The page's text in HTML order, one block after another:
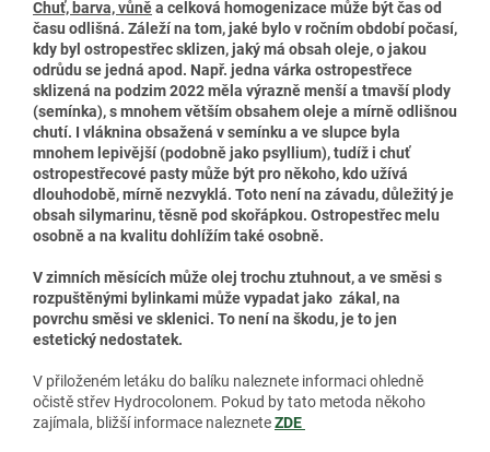
Chuť, barva, vůněa celková homogenizace může být čas od
času odlišná. Záleží na tom, jaké bylo v ročním období počasí,
kdy byl ostropestřec sklizen, jaký má obsah oleje, o jakou
odrůdu se jedná apod. Např. jedna várka ostropestřece
sklizená na podzim 2022 měla výrazně menší a tmavší plody
(semínka), s mnohem větším obsahem oleje a mírně odlišnou
chutí. I vláknina obsažená v semínku a ve slupce byla
mnohem lepivější (podobně jako psyllium), tudíž i chuť
ostropestřecové pasty může být pro někoho, kdo užívá
dlouhodobě, mírně nezvyklá. Toto není na závadu, důležitý je
obsah silymarinu, těsně pod skořápkou. Ostropestřec melu
osobně a na kvalitu dohlížím také osobně.
V zimních měsících může olej trochu ztuhnout, a ve směsi s
rozpuštěnými bylinkami může vypadat jako zákal, na
povrchu směsi ve sklenici. To není na škodu, je to jen
estetický nedostatek.
V přiloženém letáku do balíku naleznete informaci ohledně
očistě střev Hydrocolonem. Pokud by tato metoda někoho
zajímala, bližší informace nalezneteZDE